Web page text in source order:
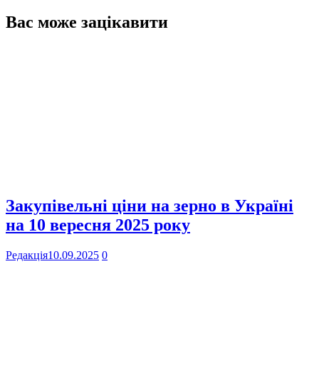
Вас може зацікавити
Закупівельні ціни на зерно в Україні
на 10 вересня 2025 року
Редакція10.09.2025 0